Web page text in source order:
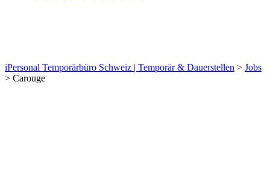
iPersonal Temporärbüro Schweiz | Temporär & Dauerstellen > Jobs
> Carouge